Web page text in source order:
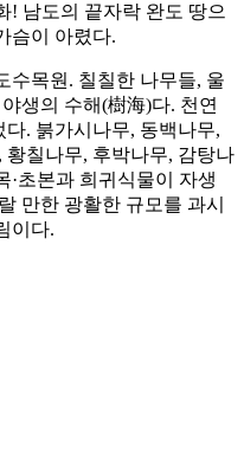
! 남도의 끝자락 완도 땅으
슴이 아렸다.
수목원. 칠칠한 나무들, 울
생의 수해(樹海)다. 천연
. 붉가시나무, 동백나무,
칠나무, 후박나무, 감탕나
·초본과 희귀식물이 자생
만한 광활한 규모를 과시
이다.